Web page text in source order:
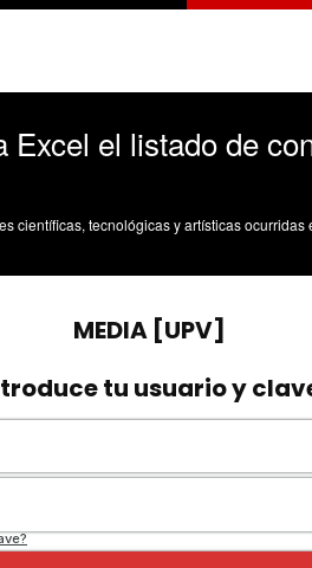
listado de contenido
y artísticas ocurridas en los tres